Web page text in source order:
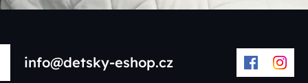
info@detsky-eshop.cz